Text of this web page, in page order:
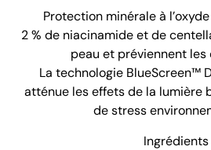
Protection minérale à
2 % de niacinamide et de
peau et préviennent les
La technologie BlueScreen™
atténue les effets de la lumière
de stress
Ingrédients